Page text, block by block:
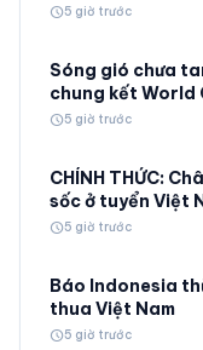
schedule5 giờ trước
Sóng gió chưa
chung kết World
schedule5 giờ trước
CHÍNH THỨC:
sốc ở tuyển Việt
schedule5 giờ trước
Báo Indonesia
thua Việt Nam
schedule5 giờ trước